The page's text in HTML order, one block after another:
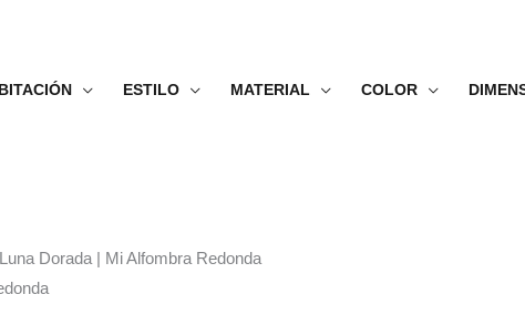
ESTILO MATERIAL COLOR
Dorada | Mi Alfombra Redonda